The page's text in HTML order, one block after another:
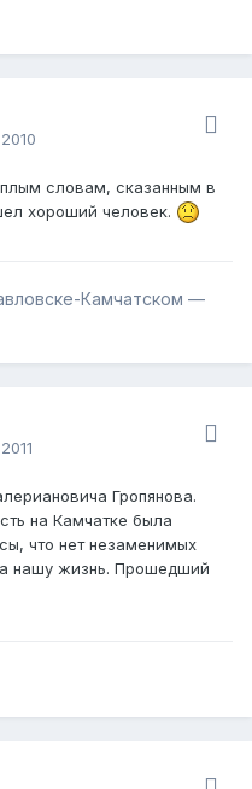
словам, сказанным в
хороший человек.
Камчатском —
Гропянова.
на Камчатке была
что нет незаменимых
нашу жизнь. Прошедший